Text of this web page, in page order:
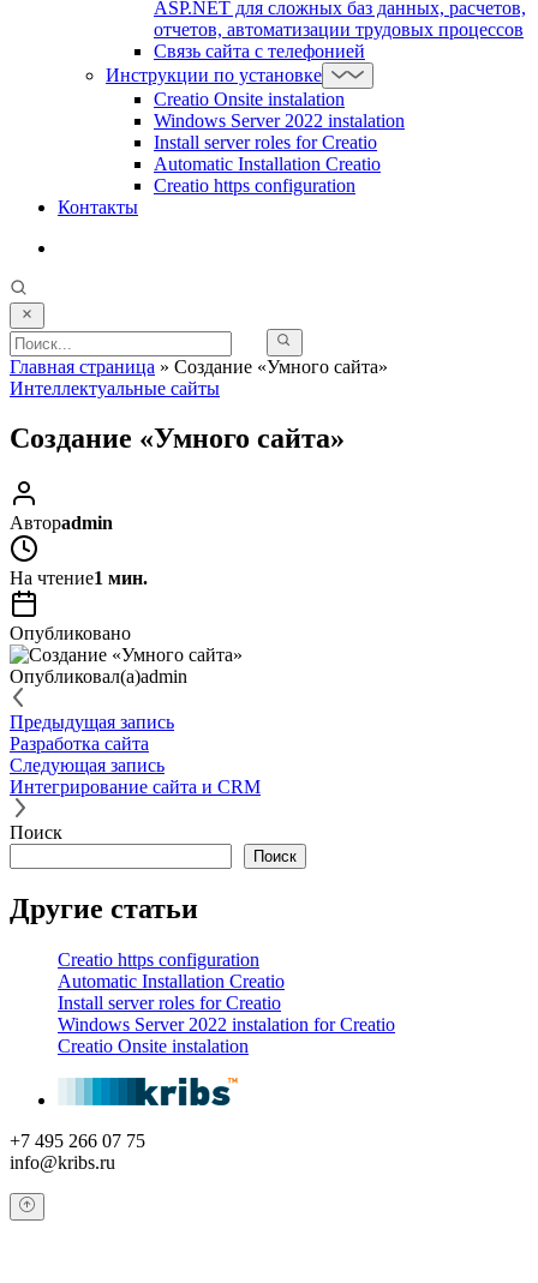
ASP.NET для сложных баз данных, расчетов,
отчетов, автоматизации трудовых процессов
Связь сайта с телефонией
Инструкции по установке
Creatio Onsite instalation
Windows Server 2022 instalation
Install server roles for Creatio
Automatic Installation Creatio
Creatio https configuration
Контакты
Главная страница » Создание «Умного сайта»
Интеллектуальные сайты
Создание «Умного сайта»
Авторadmin
На чтение1 мин.
Опубликовано
Опубликовал(а)admin
Предыдущая запись
Разработка сайта
Следующая запись
Интегрирование сайта и CRM
Поиск
Поиск
Другие статьи
Creatio https configuration
Automatic Installation Creatio
Install server roles for Creatio
Windows Server 2022 instalation for Creatio
Creatio Onsite instalation
+7 495 266 07 75
info@kribs.ru